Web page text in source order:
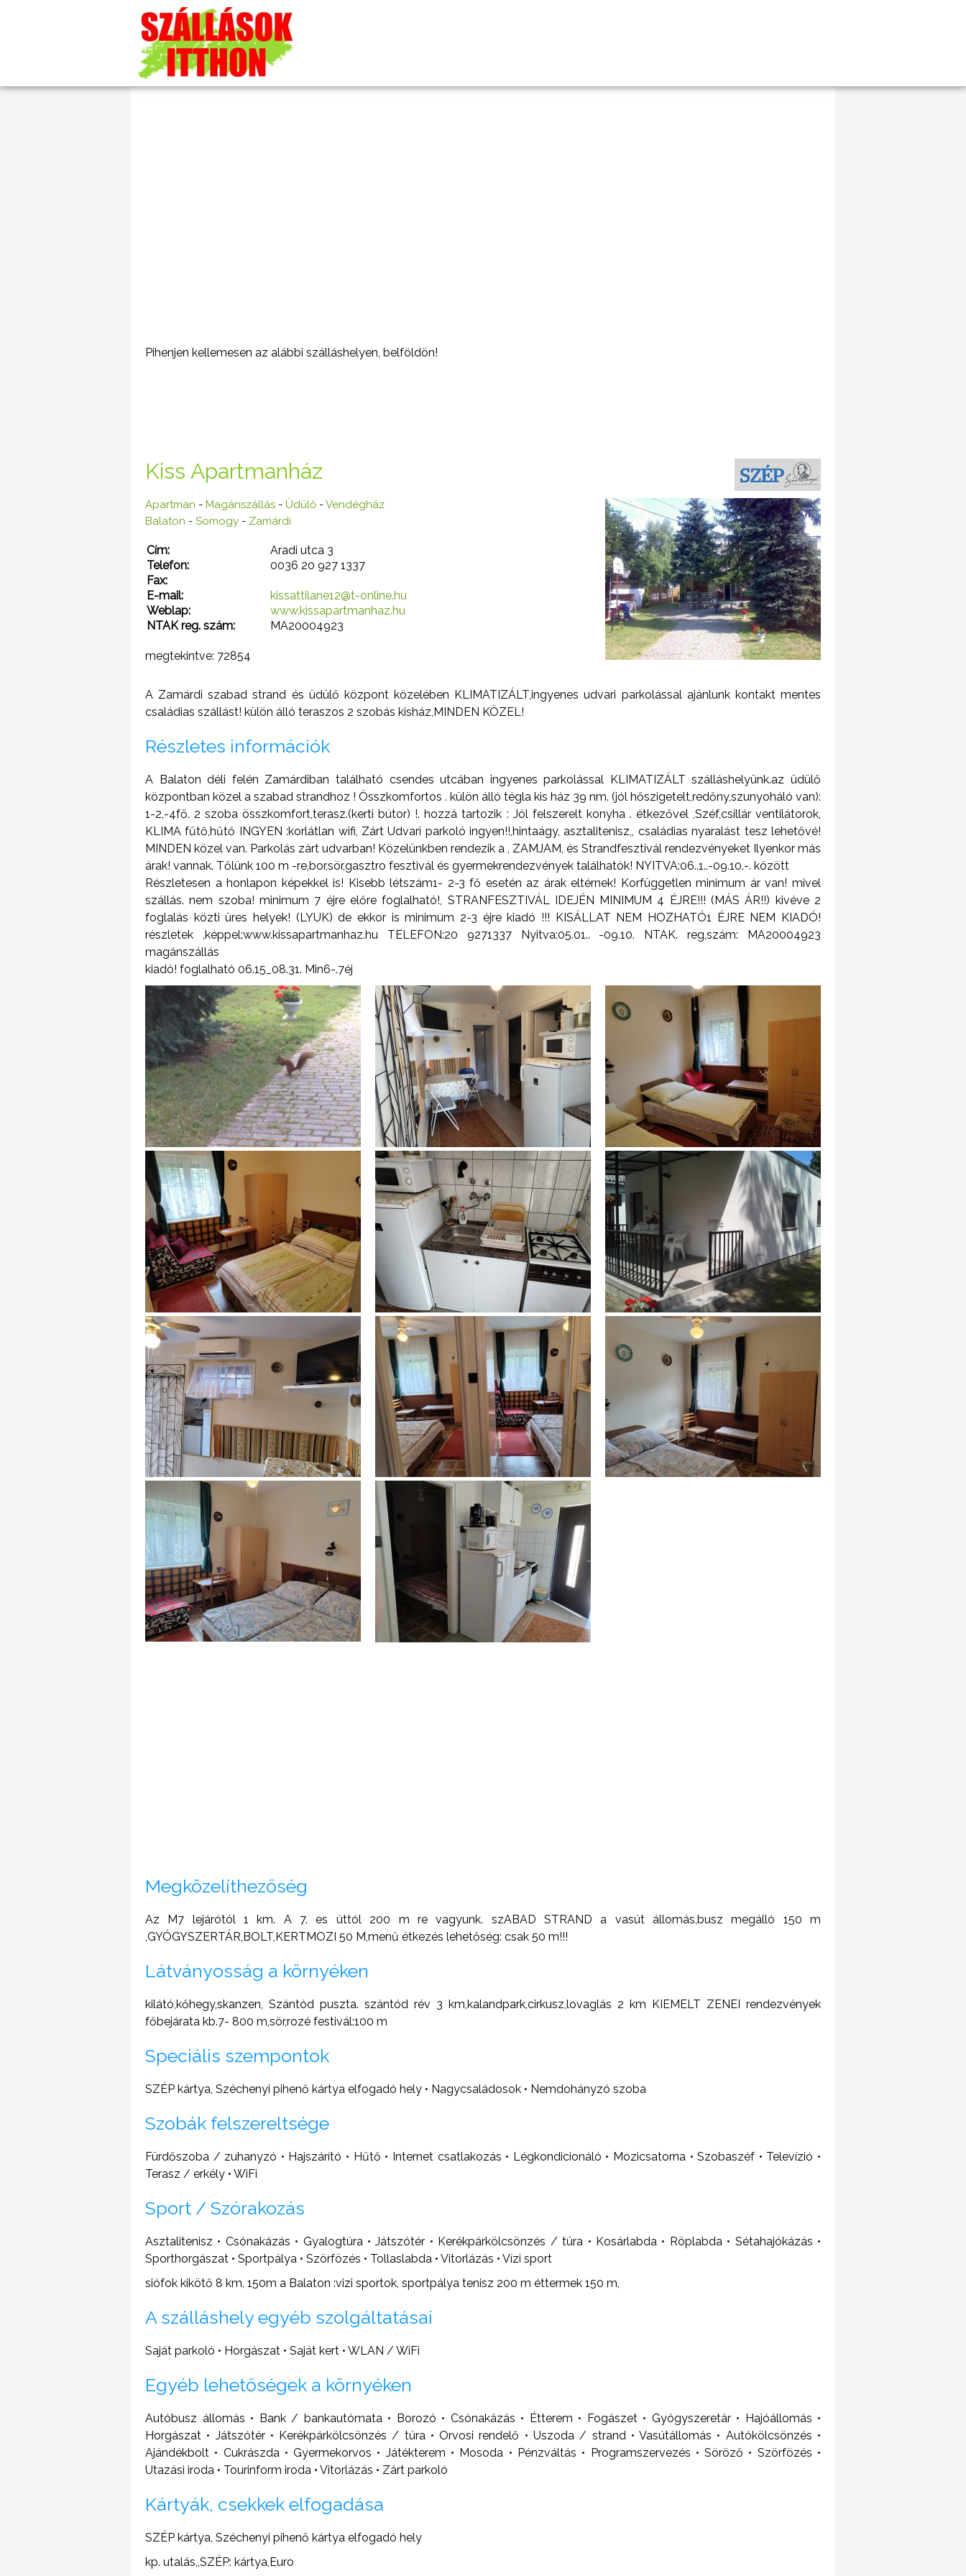
Pihenjen kellemesen az alábbi szálláshelyen, belföldön!
Kiss Apartmanház
Apartman - Magánszállás - Üdülő -Vendégház
Balaton - Somogy - Zamárdi
Cím:
Aradi utca 3
Telefon:
0036 20 927 1337
Fax:
E-mail:
kissattilane12@t-online.hu
Weblap:
www.kissapartmanhaz.hu
NTAK reg. szám:
MA20004923
megtekintve: 72854
A Zamárdi szabad strand és üdülő központ közelében KLIMATIZÁLT,ingyenes udvari parkolással ajánlunk kontakt mentes
családias szállást! külön álló teraszos 2 szobás kisház,MINDEN KÖZEL!
Részletes információk
A Balaton déli felén Zamárdiban található csendes utcában ingyenes parkolással KLIMATIZÁLT szálláshelyünk.az üdülő
központban közel a szabad strandhoz ! Összkomfortos . külön álló tégla kis ház 39 nm. (jól hőszigetelt,redőny,szunyoháló van):
1-2,-4fő. 2 szoba összkomfort,terasz.(kerti bútor) !. hozzá tartozik : Jól felszerelt konyha . étkezővel ,Széf,csillár ventilátorok,
KLIMA fűtő,hűtő INGYEN :korlátlan wifi, Zárt Udvari parkoló ingyen!!,hintaágy, asztalitenisz,, családias nyaralást tesz lehetővé!
MINDEN közel van. Parkolás zárt udvarban! Közelünkben rendezik a , ZAMJAM, és Strandfesztivál rendezvényeket Ilyenkor más
árak! vannak. Tőlünk 100 m -re,bor,sör,gasztro fesztivál és gyermekrendezvények találhatók! NYITVA:06..1..-09.10.-. között
Részletesen a honlapon képekkel is! Kisebb létszám1- 2-3 fő esetén az árak eltérnek! Korfüggetlen minimum ár van! mivel
szállás. nem szoba! minimum 7 éjre előre foglalható!, STRANFESZTIVÁL IDEJÉN MINIMUM 4 ÉJRE!!! (MÁS ÁR!!) kivéve 2
foglalás közti üres helyek! (LYUK) de ekkor is minimum 2-3 éjre kiadó !!! KISÁLLAT NEM HOZHATÓ1 ÉJRE NEM KIADÓ!
részletek ,képpel:www.kissapartmanhaz.hu TELEFON:20 9271337 Nyitva:05.01.. -09.10. NTAK. reg,szám: MA20004923
magánszállás
kiadó! foglalható 06.15_08.31. Min6-.7éj
Megközelíthezőség
Az M7 lejárótól 1 km. A 7. es úttól 200 m re vagyunk. szABAD STRAND a vasút állomás,busz megálló 150 m
,GYÓGYSZERTÁR,BOLT,KERTMOZI 50 M,menű étkezés lehetőség: csak 50 m!!!
Látványosság a környéken
kilátó,kőhegy,skanzen, Szántód puszta. szántód rév 3 km,kalandpark,cirkusz,lovaglás 2 km KIEMELT ZENEI rendezvények
főbejárata kb.7- 800 m,sör,rozé festivál:100 m
Speciális szempontok
SZÉP kártya, Széchenyi pihenő kártya elfogadó hely • Nagycsaládosok • Nemdohányzó szoba
Szobák felszereltsége
Fürdőszoba / zuhanyzó • Hajszárító • Hűtő • Internet csatlakozás • Légkondicionáló • Mozicsatorna • Szobaszéf • Televízió •
Terasz / erkély • WiFi
Sport / Szórakozás
Asztalitenisz • Csónakázás • Gyalogtúra • Játszótér • Kerékpárkölcsönzés / túra • Kosárlabda • Röplabda • Sétahajókázás •
Sporthorgászat • Sportpálya • Szörfözés • Tollaslabda • Vitorlázás • Vízi sport
siófok kikötő 8 km, 150m a Balaton :vizi sportok, sportpálya tenisz 200 m éttermek 150 m,
A szálláshely egyéb szolgáltatásai
Saját parkoló • Horgászat • Saját kert • WLAN / WiFi
Egyéb lehetőségek a környéken
Autóbusz állomás • Bank / bankautómata • Borozó • Csónakázás • Étterem • Fogászet • Gyógyszeretár • Hajóállomás •
Horgászat • Játszótér • Kerékpárkölcsönzés / túra • Orvosi rendelő • Uszoda / strand • Vasútállomás • Autókölcsönzés •
Ajándékbolt • Cukrászda • Gyermekorvos • Játékterem • Mosoda • Pénzváltás • Programszervezés • Söröző • Szörfözés •
Utazási iroda • Tourinform iroda • Vitorlázás • Zárt parkoló
Kártyák, csekkek elfogadása
SZÉP kártya, Széchenyi pihenő kártya elfogadó hely
kp. utalás,,SZÉP: kártya,Euro